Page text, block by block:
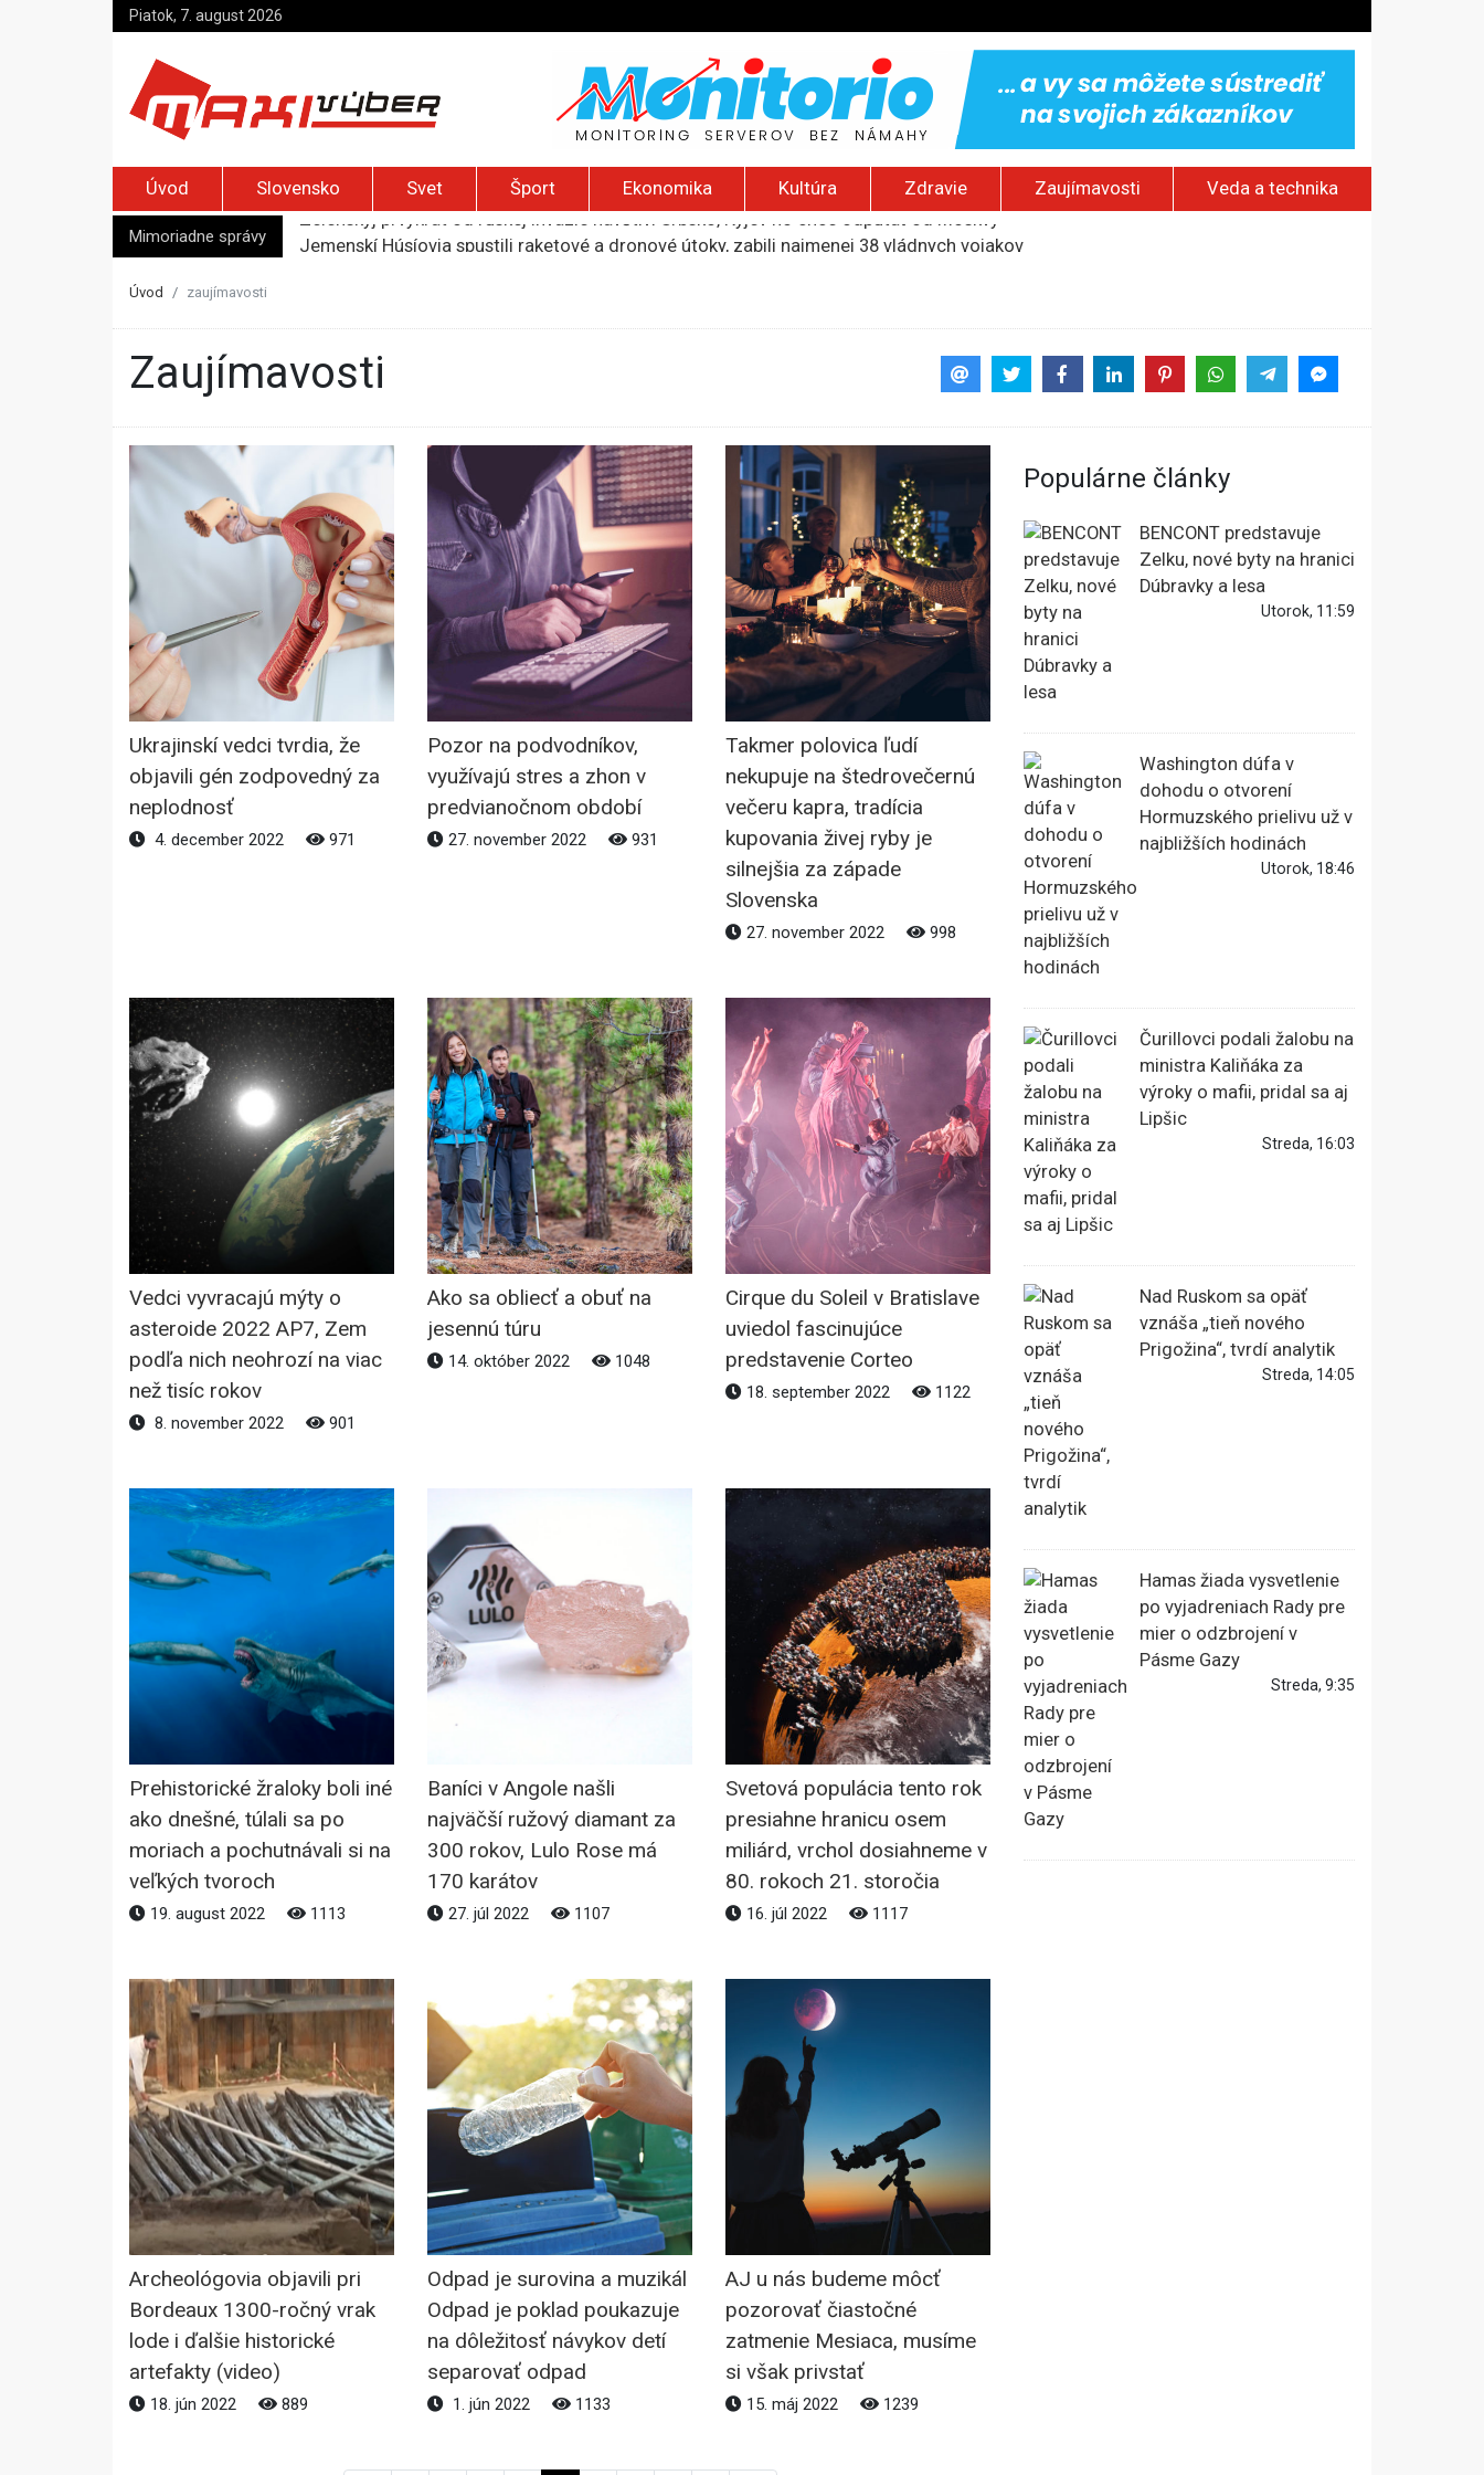
Piatok, 7. august 2026
Úvod Slovensko Svet Šport Ekonomika Kultúra Zdravie Zaujímavosti Veda a technika
Mimoriadne správy
Jemenskí Húsíovia spustili raketové a dronové útoky, zabili najmenej 38 vládnych vojakov
Úvod zaujímavosti
zaujímavosti
Ukrajinskí vedci tvrdia, že
objavili gén zodpovedný za
neplodnosť
4. december 2022 971
Pozor na podvodníkov,
využívajú stres a zhon v
predvianočnom období
27. november 2022 931
Takmer polovica ľudí
nekupuje na štedrovečernú
večeru kapra, tradícia
kupovania živej ryby je
silnejšia za západe
Slovenska
27. november 2022 998
Vedci vyvracajú mýty o
asteroide 2022 AP7, Zem
podľa nich neohrozí na viac
než tisíc rokov
8. november 2022 901
Ako sa obliecť a obuť na
jesennú túru
14. október 2022 1048
Cirque du Soleil v Bratislave
uviedol fascinujúce
predstavenie Corteo
18. september 2022 1122
Prehistorické žraloky boli iné
ako dnešné, túlali sa po
moriach a pochutnávali si na
veľkých tvoroch
19. august 2022 1113
Baníci v Angole našli
najväčší ružový diamant za
300 rokov, Lulo Rose má
170 karátov
27. júl 2022 1107
Svetová populácia tento rok
presiahne hranicu osem
miliárd, vrchol dosiahneme v
80. rokoch 21. storočia
16. júl 2022 1117
Archeológovia objavili pri
Bordeaux 1300-ročný vrak
lode i ďalšie historické
artefakty (video)
18. jún 2022 889
Odpad je surovina a muzikál
Odpad je poklad poukazuje
na dôležitosť návykov detí
separovať odpad
1. jún 2022 1133
AJ u nás budeme môcť
pozorovať čiastočné
zatmenie Mesiaca, musíme
si však privstať
15. máj 2022 1239
Populárne články
BENCONT predstavuje
Zelku, nové byty na hranici
Dúbravky a lesa
Utorok, 11:59
Washington dúfa v
dohodu o otvorení
Hormuzského prielivu už v
najbližších hodinách
Utorok, 18:46
Čurillovci podali žalobu na
ministra Kaliňáka za
výroky o mafii, pridal sa aj
Lipšic
Streda, 16:03
Nad Ruskom sa opäť
vznáša „tieň nového
Prigožina“, tvrdí analytik
Streda, 14:05
Hamas žiada vysvetlenie
po vyjadreniach Rady pre
mier o odzbrojení v
Pásme Gazy
Streda, 9:35